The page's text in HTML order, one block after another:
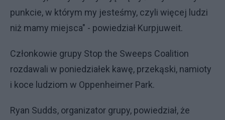
punkcie, w którym my jesteśmy, czyli więcej ludzi
niż mamy miejsca" - powiedział Kurpjuweit.
Członkowie grupy Stop the Sweeps Coalition
rozdawali w poniedziałek kawę, przekąski, namioty
i koce ludziom w Oppenheimer Park.
Ryan Sudds, organizator grupy, powiedział, że